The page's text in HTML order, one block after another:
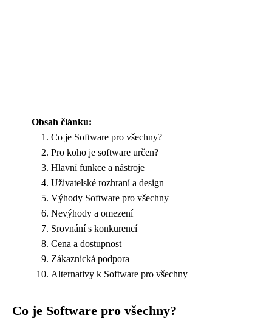
Obsah článku:
Co je Software pro všechny?
Pro koho je software určen?
Hlavní funkce a nástroje
Uživatelské rozhraní a design
Výhody Software pro všechny
Nevýhody a omezení
Srovnání s konkurencí
Cena a dostupnost
Zákaznická podpora
Alternativy k Software pro všechny
Co je Software pro všechny?